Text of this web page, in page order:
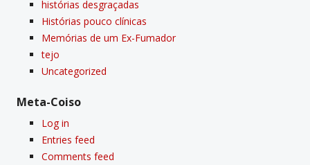
histórias desgraçadas
Histórias pouco clí­nicas
Memórias de um Ex-Fumador
tejo
Uncategorized
Meta-Coiso
Log in
Entries feed
Comments feed